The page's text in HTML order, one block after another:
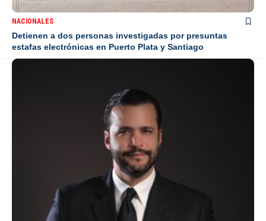
NACIONALES
Detienen a dos personas investigadas por presuntas
estafas electrónicas en Puerto Plata y Santiago